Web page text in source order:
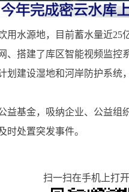
用水源地，目前蓄水量近
搭建了库区智能视频监控
划建设湿地和河岸防护系
益基金，吸纳企业、公益
时处置突发事件。
扫一扫在手机上打